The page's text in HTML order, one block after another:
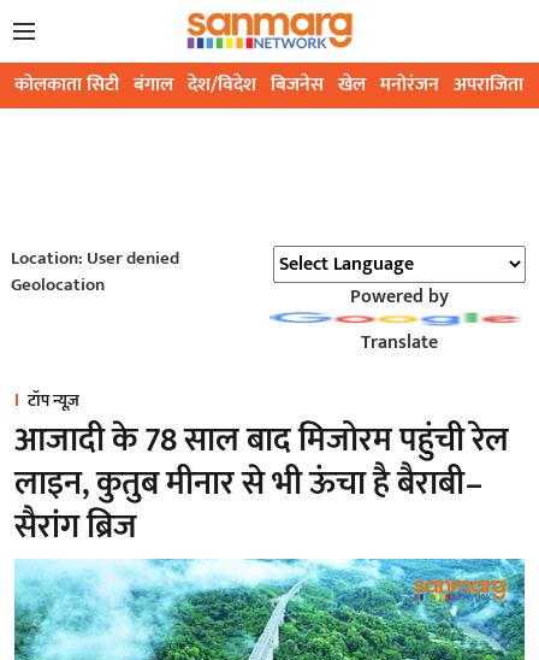
कोलकाता सिटी बंगाल देश/विदेश बिजनेस खेल मनोरंजन अपराजिता
Location: User denied
Geolocation
Powered by
Translate
टॉप न्यूज़
आजादी के 78 साल बाद मिजोरम पहुंची रेल
लाइन, कुतुब मीनार से भी ऊंचा है बैराबी–
सैरांग ब्रिज